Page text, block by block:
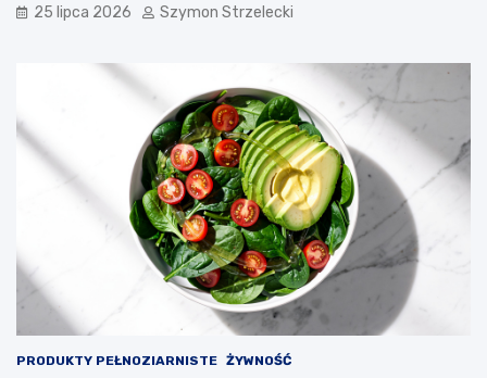
25 lipca 2026 Szymon Strzelecki
PRODUKTY PEŁNOZIARNISTE ŻYWNOŚĆ